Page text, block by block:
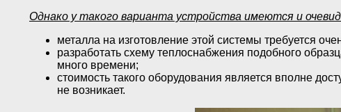
Однако у такого варианта устройства имеются и
металла на изготовление этой системы требуется
разработать схему теплоснабжения подобного
много времени;
стоимость такого оборудования является вполне
не возникает.